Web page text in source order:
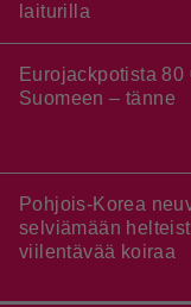
laiturilla
Eurojackpotista 80
Suomeen – tänne
Pohjois-Korea
selviämään
viilentävää koiraa